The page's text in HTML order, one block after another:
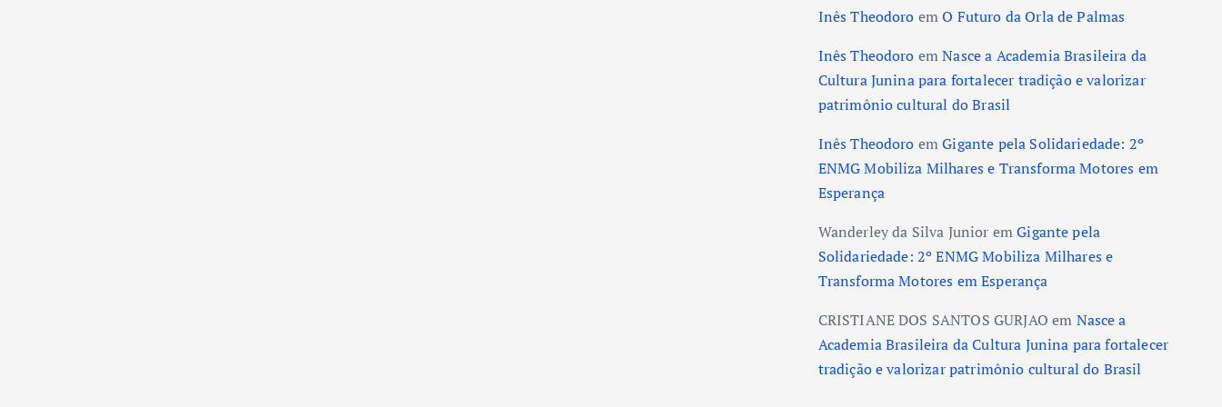
Inês Theodoro emO Futuro da Orla de Palmas
Inês Theodoro emNasce a Academia Brasileira da
Cultura Junina para fortalecer tradição e valorizar
patrimônio cultural do Brasil
Inês Theodoro emGigante pela Solidariedade: 2º
ENMG Mobiliza Milhares e Transforma Motores em
Esperança
Wanderley da Silva Junior emGigante pela
Solidariedade: 2º ENMG Mobiliza Milhares e
Transforma Motores em Esperança
CRISTIANE DOS SANTOS GURJAO em Nasce a
Academia Brasileira da Cultura Junina para fortalecer
tradição e valorizar patrimônio cultural do Brasil